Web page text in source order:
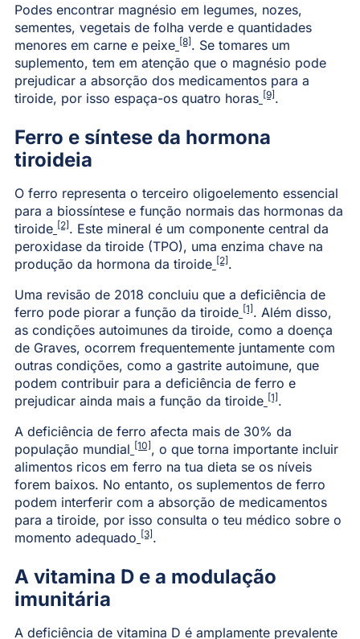
Podes encontrar magnésio em legumes, nozes,
sementes, vegetais de folha verde e quantidades
menores em carne e peixe [8] . Se tomares um
suplemento, tem em atenção que o magnésio pode
prejudicar a absorção dos medicamentos para a
tiroide, por isso espaça-os quatro horas [9] .
Ferro e síntese da hormona
tiroideia
O ferro representa o terceiro oligoelemento essencial
para a biossíntese e função normais das hormonas da
tiroide [2] . Este mineral é um componente central da
peroxidase da tiroide (TPO), uma enzima chave na
produção da hormona da tiroide [2] .
Uma revisão de 2018 concluiu que a deficiência de
ferro pode piorar a função da tiroide [1] . Além disso,
as condições autoimunes da tiroide, como a doença
de Graves, ocorrem frequentemente juntamente com
outras condições, como a gastrite autoimune, que
podem contribuir para a deficiência de ferro e
prejudicar ainda mais a função da tiroide [1] .
A deficiência de ferro afecta mais de 30% da
população mundial [10] , o que torna importante incluir
alimentos ricos em ferro na tua dieta se os níveis
forem baixos. No entanto, os suplementos de ferro
podem interferir com a absorção de medicamentos
para a tiroide, por isso consulta o teu médico sobre o
momento adequado [3] .
A vitamina D e a modulação
imunitária
A deficiência de vitamina D é amplamente prevalente